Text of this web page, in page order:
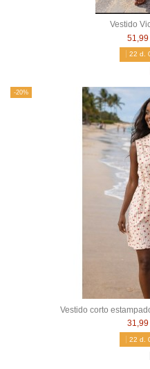
Vestido
51,99
22 d.
-20%
Vestido corto
31,99
22 d.